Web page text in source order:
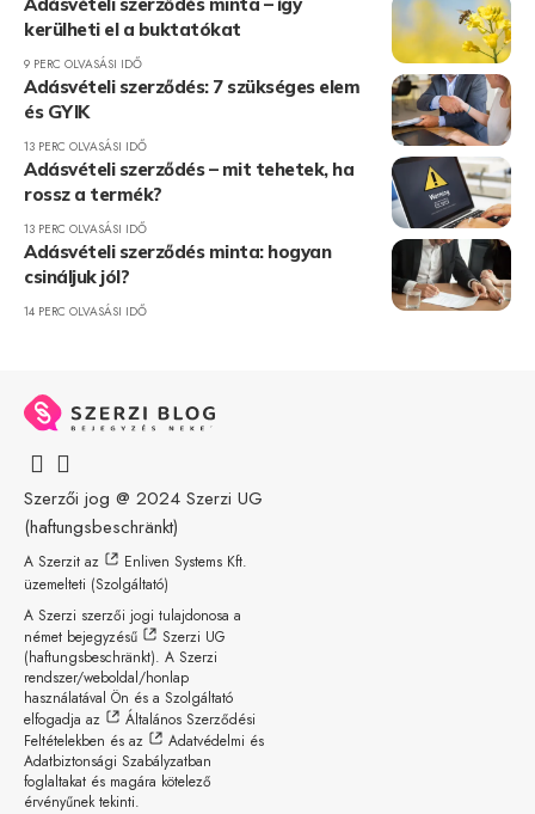
kerülheti el a buktatókat
9 PERC OLVASÁSI IDŐ
Adásvételi szerződés: 7 szükséges elem
és GYIK
13 PERC OLVASÁSI IDŐ
Adásvételi szerződés – mit tehetek, ha
rossz a termék?
13 PERC OLVASÁSI IDŐ
Adásvételi szerződés minta: hogyan
csináljuk jól?
14 PERC OLVASÁSI IDŐ
Szerzői jog @ 2024 Szerzi UG
(haftungsbeschränkt)
A Szerzit az
Enliven Systems Kft.
üzemelteti (Szolgáltató)
A Szerzi szerzői jogi tulajdonosa a
német bejegyzésű
Szerzi UG
(haftungsbeschränkt). A Szerzi
rendszer/weboldal/honlap
használatával Ön és a Szolgáltató
elfogadja az
Általános Szerződési
Feltételekben és az
Adatvédelmi és
Adatbiztonsági Szabályzatban
foglaltakat és magára kötelező
érvényűnek tekinti.